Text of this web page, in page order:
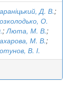
Д. В.;
О.
;Люта, М. В.;
М. В.;
В. І.